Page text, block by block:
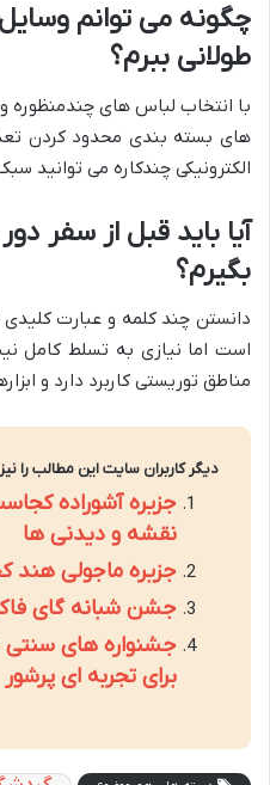
چگونه می توانم
طولانی ببرم؟
با انتخاب لباس های چندمنظوره
های بسته بندی محدود کردن
الکترونیکی چندکاره می توانید
آیا باید قبل از سفر
بگیرم؟
دانستن چند کلمه و عبارت
است اما نیازی به تسلط کامل
مناطق توریستی کاربرد دارد و
دیگر کاربران سایت این مطالب را
جزیره آشوراده
نقشه و دیدنی ها
جزیره ماجولی هند
جشن شبانه گای
جشنواره های سنتی
برای تجربه ای پرشور